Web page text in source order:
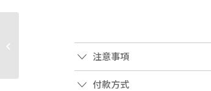
注意事項
付款方式
牛皮GG壓紋D環扣雙耳